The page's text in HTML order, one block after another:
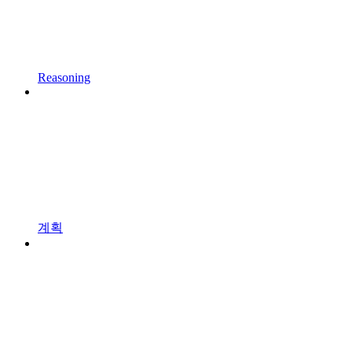
Reasoning
계획